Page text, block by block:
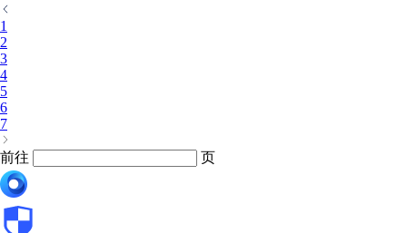
1
2
3
4
5
6
7
前往 页